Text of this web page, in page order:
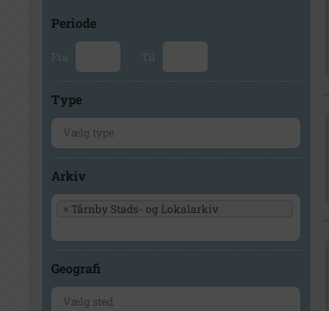
Periode
Fra Til
Type
Arkiv
× Tårnby Stads- og Lokalarkiv
Geografi